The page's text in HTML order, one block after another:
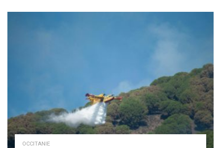
OCCITANIE